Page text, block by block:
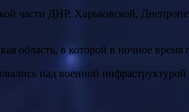
части ДНР, Харьковской,
область, в которой в ночное
над военной